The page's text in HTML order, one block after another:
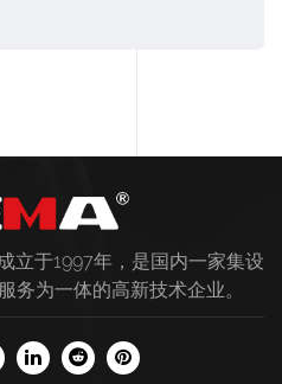
立于1997年，是国内一家集设
务为一体的高新技术企业。